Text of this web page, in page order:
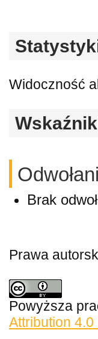
Widoczność
Brak
Prawa
Powyższa
Attribution